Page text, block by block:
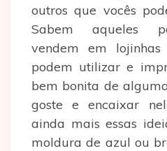
outros que vocês
Sabem aqueles
vendem em lojinhas
podem utilizar e
bem bonita de
goste e encaixar
ainda mais essas
moldura de azul ou